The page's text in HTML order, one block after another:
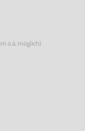
o.ä. möglich)